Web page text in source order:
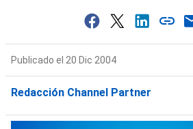
Publicado el 20 Dic 2004
Redacción Channel Partner